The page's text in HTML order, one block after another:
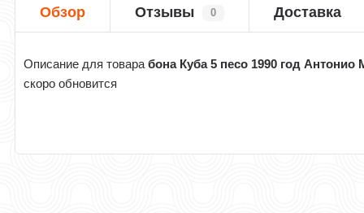
Обзор Отзывы 0 Доставка
Описание для товарабона Куба 5 песо 1990 год Антонио
скоро обновится